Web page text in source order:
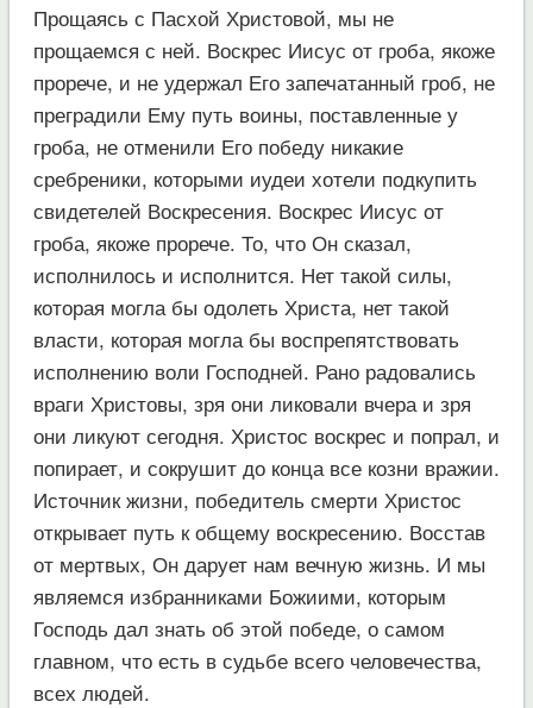
Прощаясь с Пасхой Христовой, мы не
прощаемся с ней. Воскрес Иисус от гроба, якоже
прорече, и не удержал Его запечатанный гроб, не
преградили Ему путь воины, поставленные у
гроба, не отменили Его победу никакие
сребреники, которыми иудеи хотели подкупить
свидетелей Воскресения. Воскрес Иисус от
гроба, якоже прорече. То, что Он сказал,
исполнилось и исполнится. Нет такой силы,
которая могла бы одолеть Христа, нет такой
власти, которая могла бы воспрепятствовать
исполнению воли Господней. Рано радовались
враги Христовы, зря они ликовали вчера и зря
они ликуют сегодня. Христос воскрес и попрал, и
попирает, и сокрушит до конца все козни вражии.
Источник жизни, победитель смерти Христос
открывает путь к общему воскресению. Восстав
от мертвых, Он дарует нам вечную жизнь. И мы
являемся избранниками Божиими, которым
Господь дал знать об этой победе, о самом
главном, что есть в судьбе всего человечества,
всех людей.